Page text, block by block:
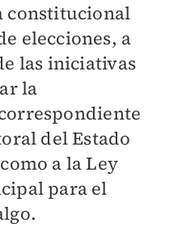
constitucional
elecciones, a
las iniciativas
la
del Estado
a la Ley
para el